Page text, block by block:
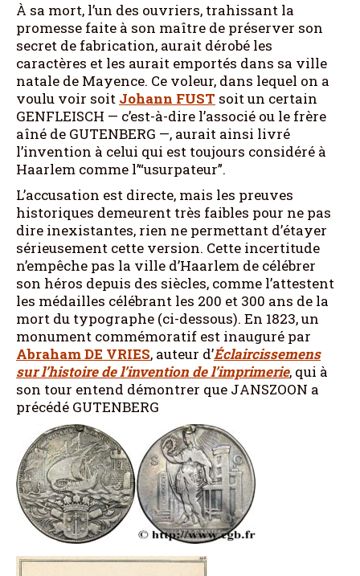
À sa mort, l’un des ouvriers, trahissant la
promesse faite à son maître de préserver son
secret de fabrication, aurait dérobé les
caractères et les aurait emportés dans sa ville
natale de Mayence. Ce voleur, dans lequel on a
voulu voir soit Johann FUST soit un certain
GENFLEISCH — c’est-à-dire l’associé ou le frère
aîné de GUTENBERG —, aurait ainsi livré
l’invention à celui qui est toujours considéré à
Haarlem comme l’“usurpateur”.
L’accusation est directe, mais les preuves
historiques demeurent très faibles pour ne pas
dire inexistantes, rien ne permettant d’étayer
sérieusement cette version. Cette incertitude
n’empêche pas la ville d’Haarlem de célébrer
son héros depuis des siècles, comme l’attestent
les médailles célébrant les 200 et 300 ans de la
mort du typographe (ci-dessous). En 1823, un
monument commémoratif est inauguré par
AbrahamDE VRIES, auteur d’Éclaircissemens
sur l’histoire de l’invention de l’imprimerie, qui à
son tour entend démontrer que JANSZOON a
précédé GUTENBERG